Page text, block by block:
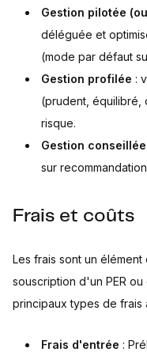
Gestion pilotée
déléguée et
(mode par défaut
Gestion profilée :
(prudent, équilibré,
risque.
Gestion conseillée
sur
Frais et coûts
Les frais sont un
souscription d'un PER
principaux types de frais
Frais d'entrée :